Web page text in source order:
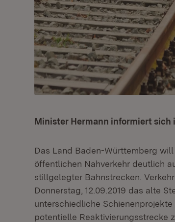
Minister Hermann informiert sich
Das Land Baden-Württemberg
öffentlichen Nahverkehr deutlich
stillgelegter Bahnstrecken.
Donnerstag, 12.09.2019 das alte
unterschiedliche
potentielle Reaktivierungsstrecke